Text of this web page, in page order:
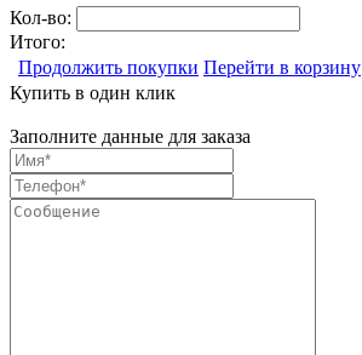
Кол-во:
Итого:
Продолжить покупки Перейти в корзину
Купить в один клик
Заполните данные для заказа